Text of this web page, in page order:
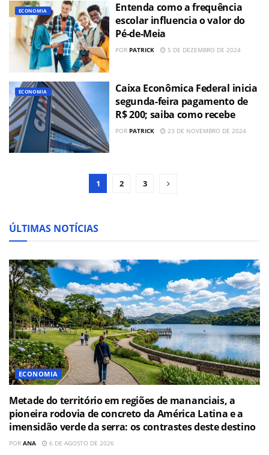
ECONOMIA
Entenda como a frequência
escolar influencia o valor do
Pé-de-Meia
POR PATRICK 5 DE DEZEMBRO DE 2024
ECONOMIA
Caixa Econômica Federal inicia
segunda-feira pagamento de
R$ 200; saiba como recebe
POR PATRICK 23 DE NOVEMBRO DE 2024
1 2 3
ÚLTIMAS NOTÍCIAS
ECONOMIA
Metade do território em regiões de mananciais, a
pioneira rodovia de concreto da América Latina e a
imensidão verde da serra: os contrastes deste destino
POR ANA 6 DE AGOSTO DE 2026